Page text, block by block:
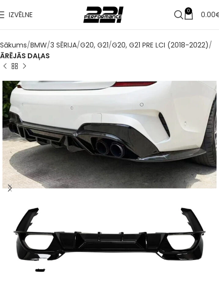
IZVĒLNE 0 0.00
Sākums BMW 3 SĒRIJA G20, G21 G20, G21 PRE LCI (2018-2022)
ĀRĒJĀS DAĻAS